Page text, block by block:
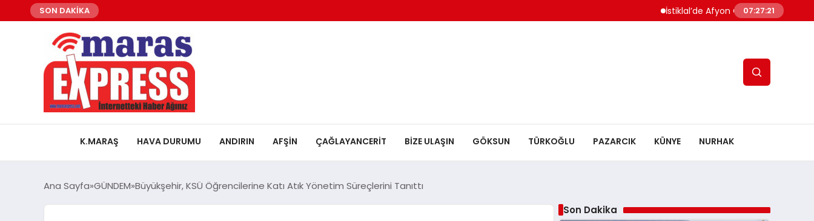
SON DAKİKA İstiklal’de Afyon Operasyonu Başlıyor: Rota
07:27:22
K.MARAŞ HAVA DURUMU ANDIRIN AFŞİN ÇAĞLAYANCERİT BİZE ULAŞIN GÖKSUN TÜRKOĞLU PAZARCIK KÜNYE NURHAK
Ana Sayfa GÜNDEM Büyükşehir, KSÜ Öğrencilerine Katı Atık Yönetim Süreçlerini Tanıttı
Son Dakika